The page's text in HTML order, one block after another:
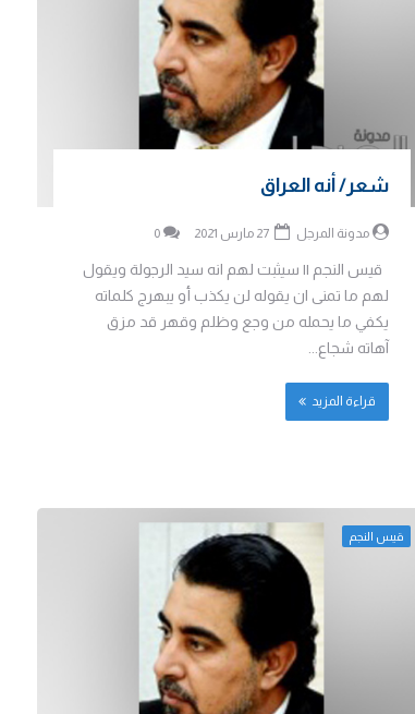
شعر/ أنه العراق
مدونة المرجل 27 مارس 2021 0
قيس النجم || سيثبت لهم انه سيد الرجولة ويقول
لهم ما تمنى ان يقوله لن يكذب أو يبهرج كلماته
يكفي ما يحمله من وجع وظلم وقهر قد مزق
آهاته شجاع...
قراءة المزيد
قيس النجم